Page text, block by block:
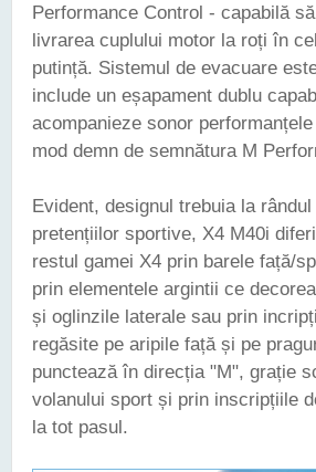
Performance Control - capabilă
livrarea cuplului motor la roți în
putință. Sistemul de evacuare
include un eșapament dublu
acompanieze sonor
mod demn de semnătura M
Evident, designul trebuia la
pretențiilor sportive, X4 M40i
restul gamei X4 prin barele față/
prin elementele argintii ce
și oglinzile laterale sau prin
regăsite pe aripile față și pe
punctează în direcția "M", grație
volanului sport și prin inscripțiile
la tot pasul.